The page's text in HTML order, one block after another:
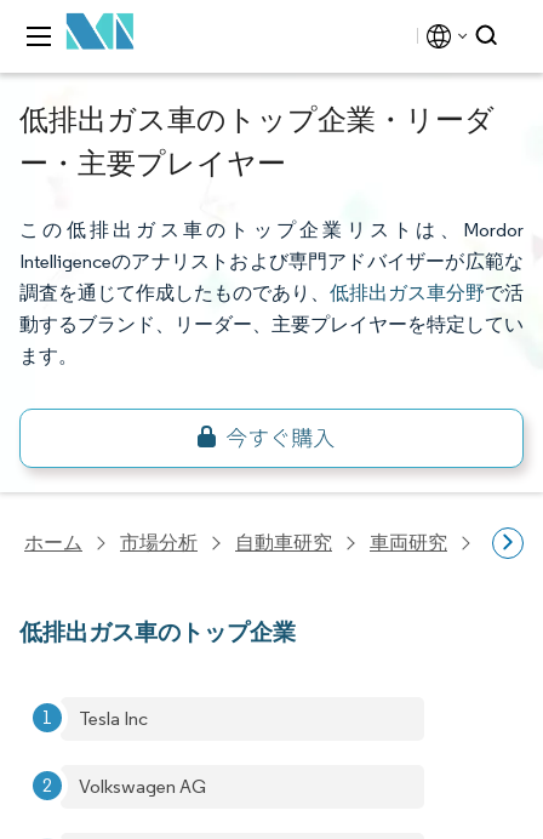
低排出ガス車のトップ企業・リーダ
ー・主要プレイヤー
この低排出ガス車のトップ企業リストは、Mordor
Intelligenceのアナリストおよび専門アドバイザーが広範な
調査を通じて作成したものであり、 低排出ガス車分野で活
動するブランド、リーダー、主要プレイヤーを特定してい
ます。
ホーム 市場分析 自動車研究 車両研究 低排
低排出ガス車のトップ企業
Tesla Inc
Volkswagen AG